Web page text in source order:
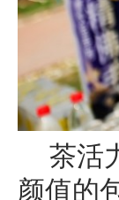
茶活
颜值的